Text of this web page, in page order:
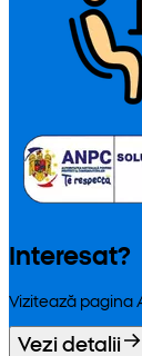
Interesat?
Vizitează pagina
Vezi detalii